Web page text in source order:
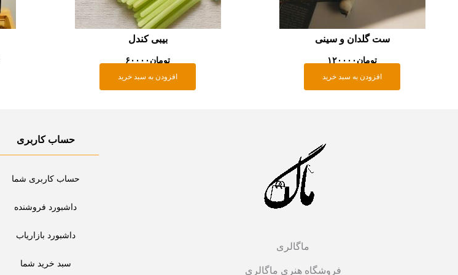
ست گلدان و سینی
تومان۱۲۰۰۰۰
افزودن به سبد خرید
بیبی کندل
تومان۶۰۰۰۰
افزودن به سبد خرید
ماگالری
فروشگاه هنری ماگالری
حساب کاربری
حساب کاربری شما
داشبورد فروشنده
داشبورد بازاریاب
سبد خرید شما